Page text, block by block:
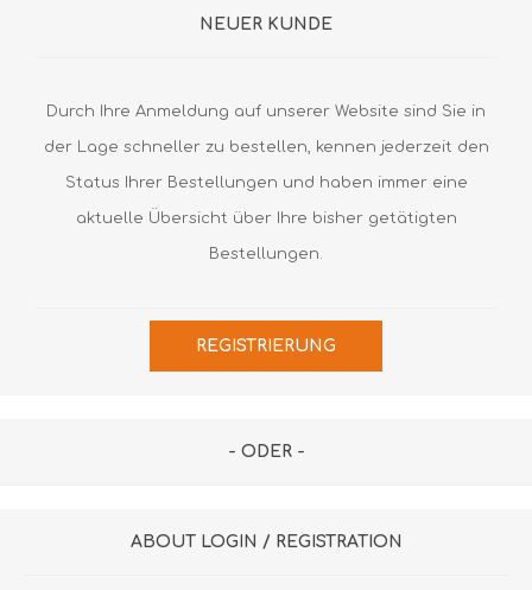
NEUER KUNDE
Durch Ihre Anmeldung auf unserer Website sind Sie in
der Lage schneller zu bestellen, kennen jederzeit den
Status Ihrer Bestellungen und haben immer eine
aktuelle Übersicht über Ihre bisher getätigten
Bestellungen.
REGISTRIERUNG
- ODER -
ABOUT LOGIN / REGISTRATION